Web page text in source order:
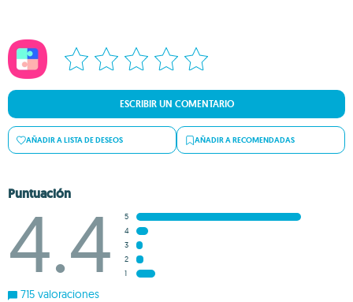
ESCRIBIR UN COMENTARIO
AÑADIR A LISTA DE DESEOS AÑADIR A RECOMENDADAS
Puntuación
4.4
5
4
3
2
1
715 valoraciones